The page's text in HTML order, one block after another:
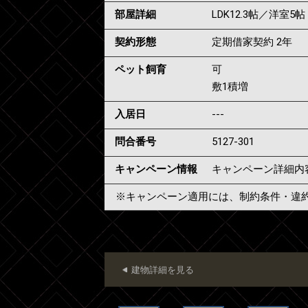
部屋詳細 LDK12.3帖／洋室5帖
契約形態 定期借家契約 2年
ペット飼育
可
敷1積増
入居日 ---
問合番号 5127-301
キャンペーン情報 キャンペーン詳細
※キャンペーン適用には、制約条件・違
建物詳細を見る